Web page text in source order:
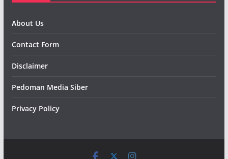
About Us
Contact Form
Disclaimer
Pedoman Media Siber
Privacy Policy